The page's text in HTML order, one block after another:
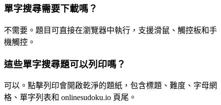
單字搜尋需要下載嗎？
不需要。題目可直接在瀏覽器中執行，支援滑鼠、觸控板和手
機觸控。
這些單字搜尋題可以列印嗎？
可以。點擊列印會開啟乾淨的題紙，包含標題、難度、字母網
格、單字列表和 onlinesudoku.io 頁尾。